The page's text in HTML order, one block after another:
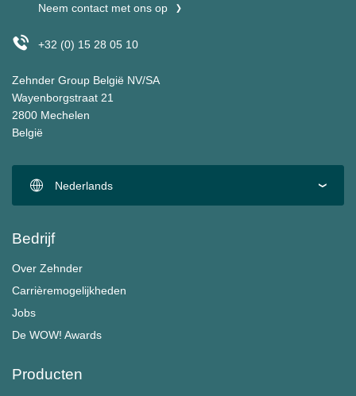
Neem contact met ons op
+32 (0) 15 28 05 10
Zehnder Group België NV/SA
Wayenborgstraat 21
2800 Mechelen
België
Nederlands
Bedrijf
Over Zehnder
Carrièremogelijkheden
Jobs
De WOW! Awards
Producten